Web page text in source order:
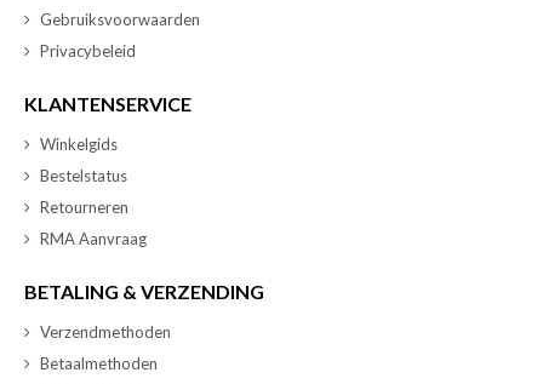
Gebruiksvoorwaarden
Privacybeleid
KLANTENSERVICE
Winkelgids
Bestelstatus
Retourneren
RMA Aanvraag
BETALING & VERZENDING
Verzendmethoden
Betaalmethoden